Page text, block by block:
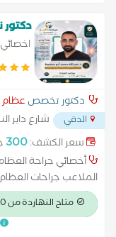
(تثبيت داخلي وخارجي).
الدولية لتغيير
العظام
دكتور تخصص عظام
الدقي
شارع داير
مكتبة سمير وعلي الدقي
سعر الكشف:300
أخصائي جراحة
الملاعب جراحات
المناظير المتقدمة
العظام تشخيص وعلاج
مفصل الورك ومفصل
متاح النهاردة من 7:00 مساءً